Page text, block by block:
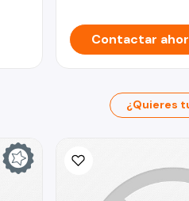
Contactar
¿Quieres